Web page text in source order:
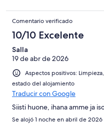
Comentario verificado
10/10 Excelente
Salla
19 de abr de 2026
Aspectos positivos:
estado del alojamiento
Traducir con Google
Siisti huone, ihana amme ja
Se alojó 1 noche en abril de 2026